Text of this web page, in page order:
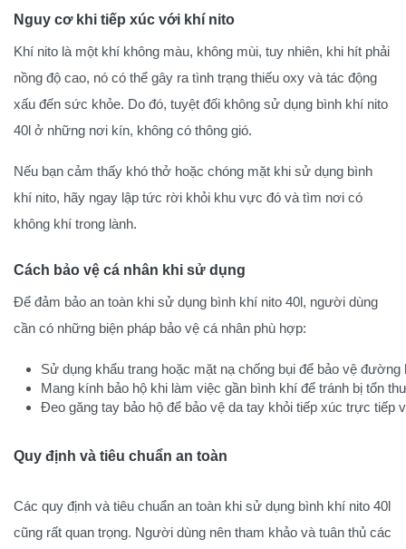
Nguy cơ khi tiếp xúc với khí nito
Khí nito là một khí không màu, không mùi, tuy nhiên, khi hít phải
nồng độ cao, nó có thể gây ra tình trạng thiếu oxy và tác động
xấu đến sức khỏe. Do đó, tuyệt đối không sử dụng bình khí nito
40l ở những nơi kín, không có thông gió.
Nếu bạn cảm thấy khó thở hoặc chóng mặt khi sử dụng bình
khí nito, hãy ngay lập tức rời khỏi khu vực đó và tìm nơi có
không khí trong lành.
Cách bảo vệ cá nhân khi sử dụng
Để đảm bảo an toàn khi sử dụng bình khí nito 40l, người dùng
cần có những biện pháp bảo vệ cá nhân phù hợp:
Sử dụng khẩu trang hoặc mặt nạ chống bụi để bảo vệ
Mang kính bảo hộ khi làm việc gần bình khí để tránh bị tổn
Đeo găng tay bảo hộ để bảo vệ da tay khỏi tiếp xúc trực tiếp
Quy định và tiêu chuẩn an toàn
Các quy định và tiêu chuẩn an toàn khi sử dụng bình khí nito 40l
cũng rất quan trọng. Người dùng nên tham khảo và tuân thủ các